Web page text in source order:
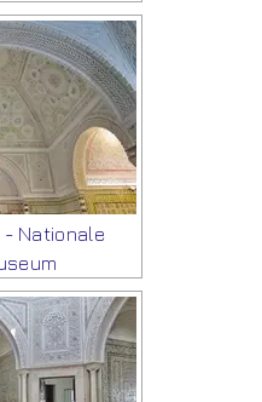
- Nationale